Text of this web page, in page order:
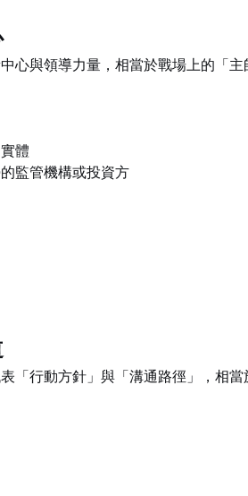
心與領導力量，相當於戰場上的「
體
監管機構或投資方
「行動方針」與「溝通路徑」，相